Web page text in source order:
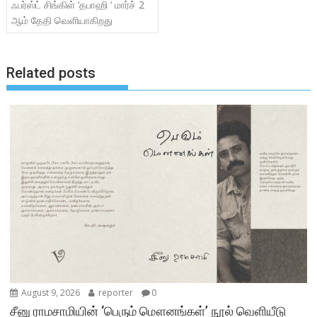
ஃபர்ஸ்ட் சிங்கிள் ‘தபாஹி ‘ மார்ச் 2
ஆம் தேதி வெளியாகிறது
Related posts
August 9, 2026 reporter 0
சீனு ராமசாமியின் ‘பெரும் மௌனங்கள்’ நூல் வெளியீடு